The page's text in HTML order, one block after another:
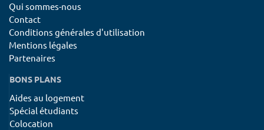
Qui sommes-nous
Contact
Conditions générales d'utilisation
Mentions légales
Partenaires
BONS PLANS
Aides au logement
Spécial étudiants
Colocation